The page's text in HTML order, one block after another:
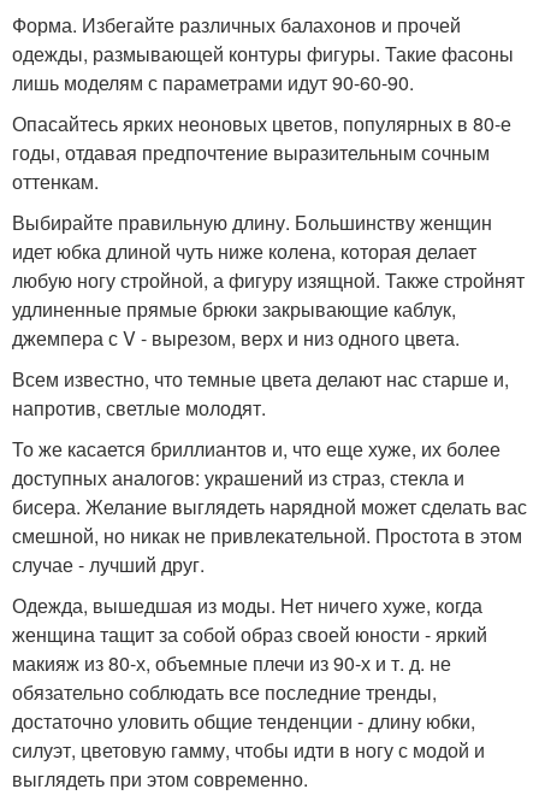
Форма. Избегайте различных балахонов и прочей
одежды, размывающей контуры фигуры. Такие фасоны
лишь моделям с параметрами идут 90-60-90.
Опасайтесь ярких неоновых цветов, популярных в 80-е
годы, отдавая предпочтение выразительным сочным
оттенкам.
Выбирайте правильную длину. Большинству женщин
идет юбка длиной чуть ниже колена, которая делает
любую ногу стройной, а фигуру изящной. Также стройнят
удлиненные прямые брюки закрывающие каблук,
джемпера с V - вырезом, верх и низ одного цвета.
Всем известно, что темные цвета делают нас старше и,
напротив, светлые молодят.
То же касается бриллиантов и, что еще хуже, их более
доступных аналогов: украшений из страз, стекла и
бисера. Желание выглядеть нарядной может сделать вас
смешной, но никак не привлекательной. Простота в этом
случае - лучший друг.
Одежда, вышедшая из моды. Нет ничего хуже, когда
женщина тащит за собой образ своей юности - яркий
макияж из 80-х, объемные плечи из 90-х и т. д. не
обязательно соблюдать все последние тренды,
достаточно уловить общие тенденции - длину юбки,
силуэт, цветовую гамму, чтобы идти в ногу с модой и
выглядеть при этом современно.